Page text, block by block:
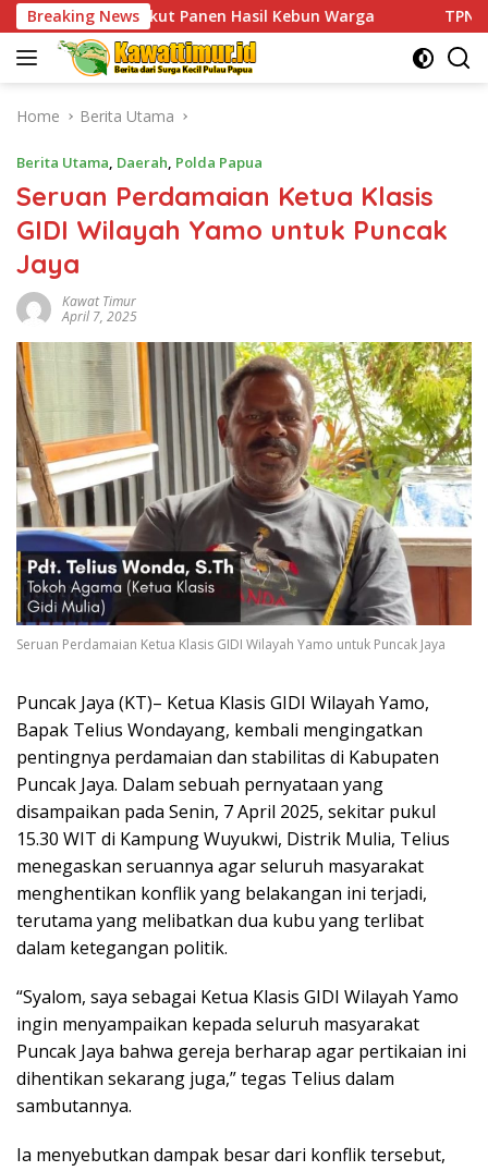
Skip
to
content
Breaking News
Panen Hasil Kebun Warga TPNPB Kodap XVI
Home Berita Utama
Berita Utama, Daerah, Polda Papua
Seruan Perdamaian Ketua Klasis
GIDI Wilayah Yamo untuk Puncak
Jaya
Kawat Timur
April 7, 2025
Seruan Perdamaian Ketua Klasis GIDI Wilayah Yamo untuk Puncak Jaya
Puncak Jaya (KT)– Ketua Klasis GIDI Wilayah Yamo,
Bapak Telius Wondayang, kembali mengingatkan
pentingnya perdamaian dan stabilitas di Kabupaten
Puncak Jaya. Dalam sebuah pernyataan yang
disampaikan pada Senin, 7 April 2025, sekitar pukul
15.30 WIT di Kampung Wuyukwi, Distrik Mulia, Telius
menegaskan seruannya agar seluruh masyarakat
menghentikan konflik yang belakangan ini terjadi,
terutama yang melibatkan dua kubu yang terlibat
dalam ketegangan politik.
“Syalom, saya sebagai Ketua Klasis GIDI Wilayah Yamo
ingin menyampaikan kepada seluruh masyarakat
Puncak Jaya bahwa gereja berharap agar pertikaian ini
dihentikan sekarang juga,” tegas Telius dalam
sambutannya.
Ia menyebutkan dampak besar dari konflik tersebut,